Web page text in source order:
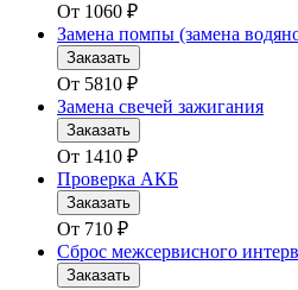
От 1060 ₽
Замена помпы (замена
Заказать
От 5810 ₽
Замена свечей зажигания
Заказать
От 1410 ₽
Проверка АКБ
Заказать
От 710 ₽
Сброс межсервисного
Заказать